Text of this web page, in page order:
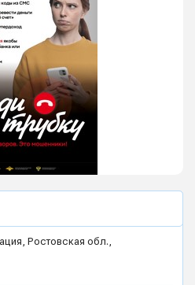
Ростовская обл.,